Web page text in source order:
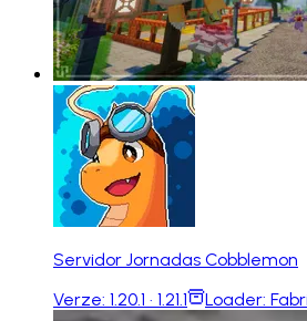
Servidor Jornadas Cobblemon
Verze: 1.20.1 · 1.21.1 Loader: